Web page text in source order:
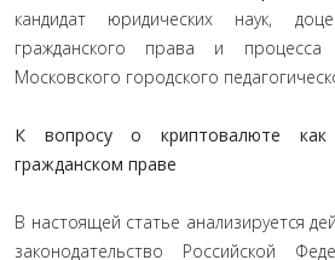
кандидат юридических наук,
гражданского права и процесса
Московского городского
К вопросу о криптовалюте
гражданском праве
В настоящей статье анализируется
законодательство Российской